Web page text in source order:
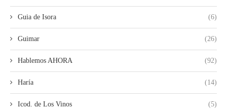
Guia de Isora (6)
Guimar (26)
Hablemos AHORA (92)
Haría (14)
Icod. de Los Vinos (5)